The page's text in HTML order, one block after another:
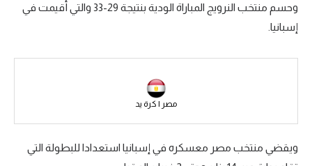
سعودي في الجول
الدوري الإنجليزي
وحسم منتخب النرويج المباراة الودية بنتيجة 29-33 والتي أقيمت في
إسبانيا.
مصر | كرة يد
ويقضي منتخب مصر معسكره في إسبانيا استعدادا للبطولة التي